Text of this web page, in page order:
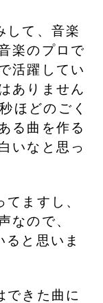
して、音楽
楽のプロで
活躍してい
ありません
ほどのごく
る曲を作る
いなと思っ
ますし、
なので、
と思いま
できた曲に